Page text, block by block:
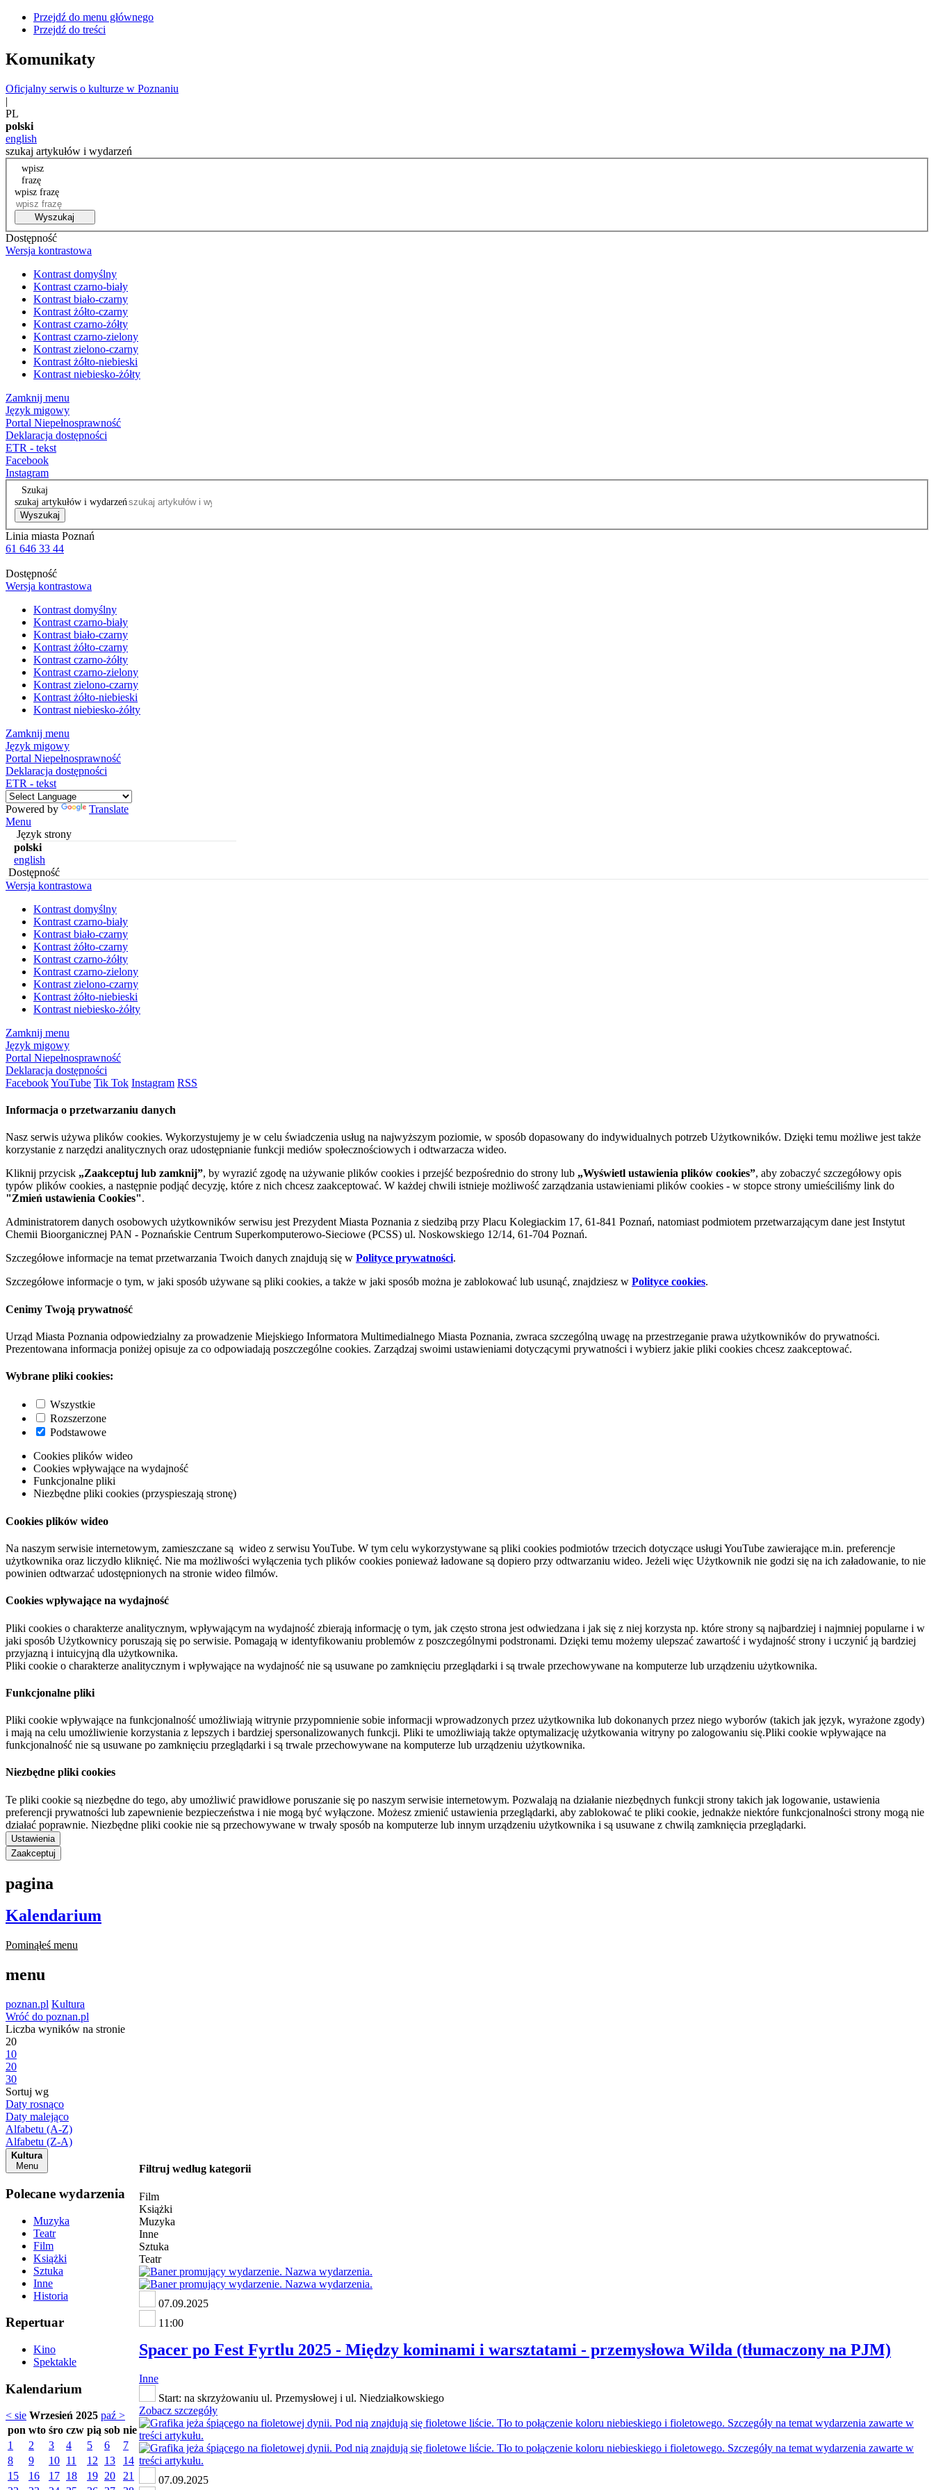
Przejdź do menu głównego
Przejdź do treści
Komunikaty
Oficjalny serwis o kulturze w Poznaniu
|
PL
polski
english
szukaj artykułów i wydarzeń
wpisz
frazę
wpisz frazę
Wyszukaj
Dostępność
Wersja kontrastowa
Kontrast domyślny
Kontrast czarno-biały
Kontrast biało-czarny
Kontrast żółto-czarny
Kontrast czarno-żółty
Kontrast czarno-zielony
Kontrast zielono-czarny
Kontrast żółto-niebieski
Kontrast niebiesko-żółty
Zamknij menu
Język migowy
Portal Niepełnosprawność
Deklaracja dostępności
ETR - tekst
Facebook
Instagram
Szukaj
szukaj artykułów i wydarzeń
Wyszukaj
Linia miasta Poznań
61 646 33 44
Dostępność
Wersja kontrastowa
Kontrast domyślny
Kontrast czarno-biały
Kontrast biało-czarny
Kontrast żółto-czarny
Kontrast czarno-żółty
Kontrast czarno-zielony
Kontrast zielono-czarny
Kontrast żółto-niebieski
Kontrast niebiesko-żółty
Zamknij menu
Język migowy
Portal Niepełnosprawność
Deklaracja dostępności
ETR - tekst
Powered by
Translate
Menu
Język strony
polski
english
Dostępność
Wersja kontrastowa
Kontrast domyślny
Kontrast czarno-biały
Kontrast biało-czarny
Kontrast żółto-czarny
Kontrast czarno-żółty
Kontrast czarno-zielony
Kontrast zielono-czarny
Kontrast żółto-niebieski
Kontrast niebiesko-żółty
Zamknij menu
Język migowy
Portal Niepełnosprawność
Deklaracja dostępności
FacebookYouTube Tik Tok Instagram RSS
Informacja o przetwarzaniu danych
Nasz serwis używa plików cookies. Wykorzystujemy je w celu świadczenia usług na najwyższym poziomie, w sposób dopasowany do indywidualnych potrzeb Użytkowników. Dzięki temu możliwe jest także
korzystanie z narzędzi analitycznych oraz udostępnianie funkcji mediów społecznościowych i odtwarzacza wideo.
Kliknij przycisk „Zaakceptuj lub zamknij”, by wyrazić zgodę na używanie plików cookies i przejść bezpośrednio do strony lub „Wyświetl ustawienia plików cookies”, aby zobaczyć szczegółowy opis
typów plików cookies, a następnie podjąć decyzję, które z nich chcesz zaakceptować. W każdej chwili istnieje możliwość zarządzania ustawieniami plików cookies - w stopce strony umieściliśmy link do
"Zmień ustawienia Cookies".
Administratorem danych osobowych użytkowników serwisu jest Prezydent Miasta Poznania z siedzibą przy Placu Kolegiackim 17, 61-841 Poznań, natomiast podmiotem przetwarzającym dane jest Instytut
Chemii Bioorganicznej PAN - Poznańskie Centrum Superkomputerowo-Sieciowe (PCSS) ul. Noskowskiego 12/14, 61-704 Poznań.
Szczegółowe informacje na temat przetwarzania Twoich danych znajdują się w Polityce prywatności.
Szczegółowe informacje o tym, w jaki sposób używane są pliki cookies, a także w jaki sposób można je zablokować lub usunąć, znajdziesz w Polityce cookies.
Cenimy Twoją prywatność
Urząd Miasta Poznania odpowiedzialny za prowadzenie Miejskiego Informatora Multimedialnego Miasta Poznania, zwraca szczególną uwagę na przestrzeganie prawa użytkowników do prywatności.
Prezentowana informacja poniżej opisuje za co odpowiadają poszczególne cookies. Zarządzaj swoimi ustawieniami dotyczącymi prywatności i wybierz jakie pliki cookies chcesz zaakceptować.
Wybrane pliki cookies:
Wszystkie
Rozszerzone
Podstawowe
Cookies plików wideo
Cookies wpływające na wydajność
Funkcjonalne pliki
Niezbędne pliki cookies (przyspieszają stronę)
Cookies plików wideo
Na naszym serwisie internetowym, zamieszczane są wideo z serwisu YouTube. W tym celu wykorzystywane są pliki cookies podmiotów trzecich dotyczące usługi YouTube zawierające m.in. preferencje
użytkownika oraz liczydło kliknięć. Nie ma możliwości wyłączenia tych plików cookies ponieważ ładowane są dopiero przy odtwarzaniu wideo. Jeżeli więc Użytkownik nie godzi się na ich załadowanie, to nie
powinien odtwarzać udostępnionych na stronie wideo filmów.
Cookies wpływające na wydajność
Pliki cookies o charakterze analitycznym, wpływającym na wydajność zbierają informację o tym, jak często strona jest odwiedzana i jak się z niej korzysta np. które strony są najbardziej i najmniej popularne i w
jaki sposób Użytkownicy poruszają się po serwisie. Pomagają w identyfikowaniu problemów z poszczególnymi podstronami. Dzięki temu możemy ulepszać zawartość i wydajność strony i uczynić ją bardziej
przyjazną i intuicyjną dla użytkownika.
Pliki cookie o charakterze analitycznym i wpływające na wydajność nie są usuwane po zamknięciu przeglądarki i są trwale przechowywane na komputerze lub urządzeniu użytkownika.
Funkcjonalne pliki
Pliki cookie wpływające na funkcjonalność umożliwiają witrynie przypomnienie sobie informacji wprowadzonych przez użytkownika lub dokonanych przez niego wyborów (takich jak język, wyrażone zgody)
i mają na celu umożliwienie korzystania z lepszych i bardziej spersonalizowanych funkcji. Pliki te umożliwiają także optymalizację użytkowania witryny po zalogowaniu się.Pliki cookie wpływające na
funkcjonalność nie są usuwane po zamknięciu przeglądarki i są trwale przechowywane na komputerze lub urządzeniu użytkownika.
Niezbędne pliki cookies
Te pliki cookie są niezbędne do tego, aby umożliwić prawidłowe poruszanie się po naszym serwisie internetowym. Pozwalają na działanie niezbędnych funkcji strony takich jak logowanie, ustawienia
preferencji prywatności lub zapewnienie bezpieczeństwa i nie mogą być wyłączone. Możesz zmienić ustawienia przeglądarki, aby zablokować te pliki cookie, jednakże niektóre funkcjonalności strony mogą nie
działać poprawnie. Niezbędne pliki cookie nie są przechowywane w trwały sposób na komputerze lub innym urządzeniu użytkownika i są usuwane z chwilą zamknięcia przeglądarki.
Ustawienia
Zaakceptuj
pagina
Kalendarium
Pominąłeś menu
menu
poznan.pl Kultura
Wróć do poznan.pl
Liczba wyników na stronie
20
10
20
30
Sortuj wg
Daty rosnąco
Daty malejąco
Alfabetu (A-Z)
Alfabetu (Z-A)
Kultura
Menu
Polecane wydarzenia
Muzyka
Teatr
Film
Książki
Sztuka
Inne
Historia
Repertuar
Kino
Spektakle
Kalendarium
< sie Wrzesień 2025 paź >
pon wto śro czw pią sob nie
1
2 3 4 5 6
7
8
9 10 11 12 13
14
15
16 17 18 19 20
21
Filtruj według kategorii
Film
Książki
Muzyka
Inne
Sztuka
Teatr
07.09.2025
11:00
Spacer po Fest Fyrtlu 2025 - Między kominami i warsztatami - przemysłowa Wilda (tłumaczony na PJM)
Inne
Start: na skrzyżowaniu ul. Przemysłowej i ul. Niedziałkowskiego
Zobacz szczegóły
07.09.2025